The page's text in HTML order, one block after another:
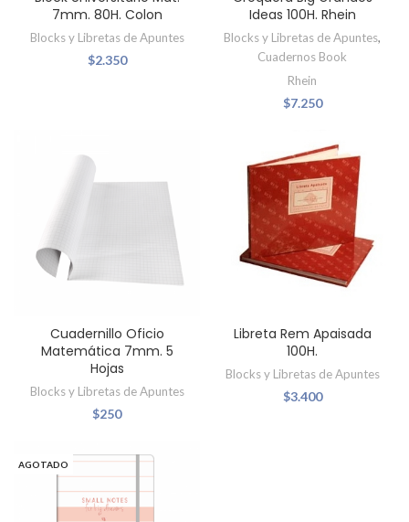
7mm. 80H. Colon
Blocks y Libretas de Apuntes
$2.350
Ideas 100H. Rhein
Blocks y Libretas de Apuntes,
Cuadernos Book
Rhein
$7.250
Cuadernillo Oficio
Matemática 7mm. 5
Hojas
Blocks y Libretas de Apuntes
$250
Libreta Rem Apaisada
100H.
Blocks y Libretas de Apuntes
$3.400
AGOTADO